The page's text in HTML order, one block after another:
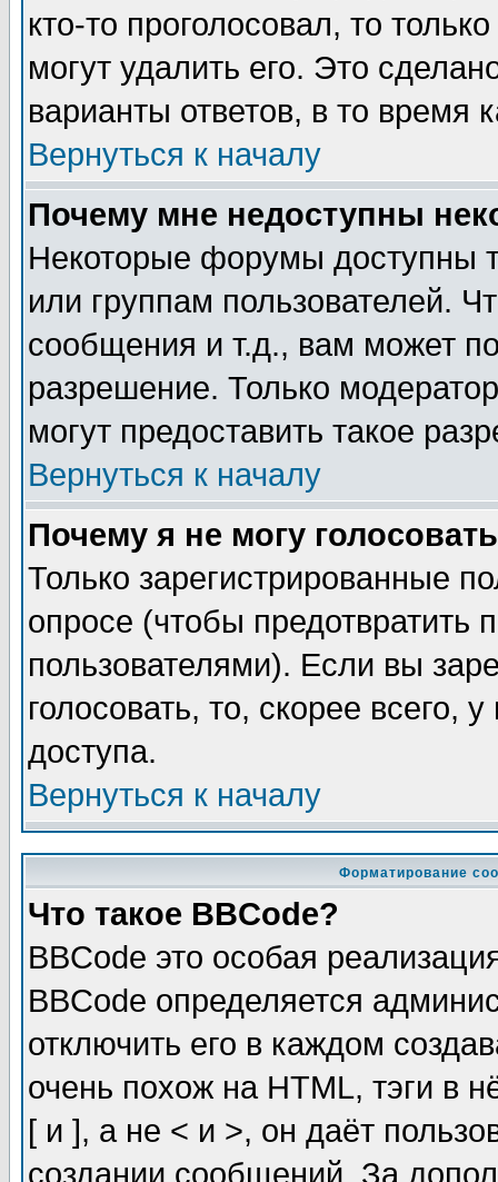
кто-то проголосовал, то
могут удалить его. Это
варианты ответов, в то время
Вернуться к началу
Почему мне недоступны
Некоторые форумы доступны
или группам пользователей.
сообщения и т.д., вам может
разрешение. Только
могут предоставить такое
Вернуться к началу
Почему я не могу
Только зарегистрированные
опросе (чтобы предотвратить
пользователями). Если вы
голосовать, то, скорее всего,
доступа.
Вернуться к началу
Форматирование
Что такое BBCode?
BBCode это особая
BBCode определяется
отключить его в каждом
очень похож на HTML, тэги в
[ и ], а не < и >, он даёт
создании сообщений. За